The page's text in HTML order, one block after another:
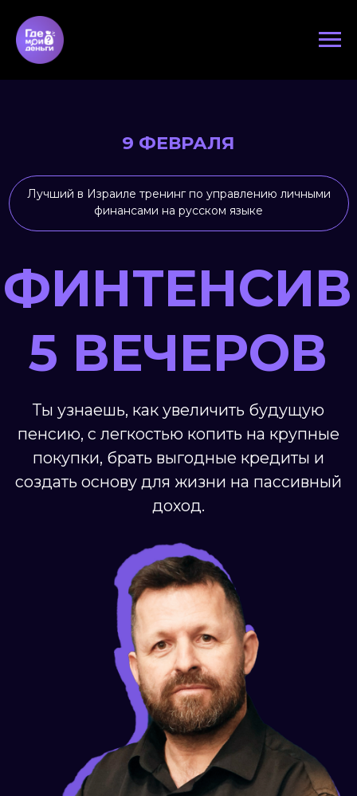
Ты узнаешь, как увеличить будущую
пенсию, с легкостью копить на крупные
создать основу для жизни на пассивный
доход.
ФИНТЕНСИВ
ИНТЕРЕСНО!
Лучший в Израиле тренинг по управлению личными
финансами на русском языке